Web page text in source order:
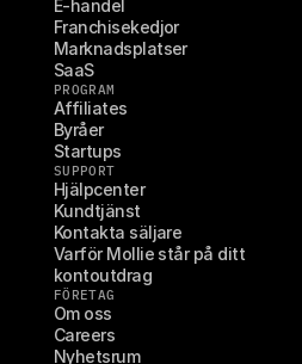
E-handel
Franchisekedjor
Marknadsplatser
SaaS
PROGRAM
Affiliates
Byråer
Startups
SUPPORT
Hjälpcenter
Kundtjänst
Kontakta säljare
Varför Mollie står på ditt
kontoutdrag
FÖRETAG
Om oss
Careers
Nyhetsrum